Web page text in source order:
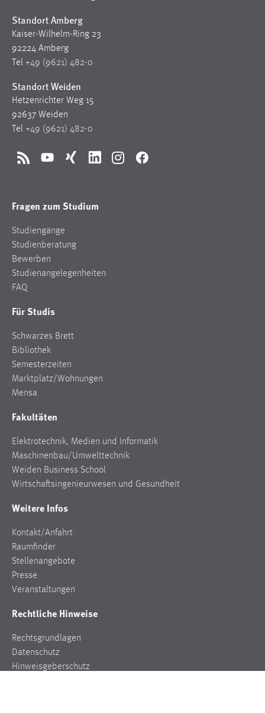
Standort Amberg
Kaiser-Wilhelm-Ring 23
92224 Amberg
Tel +49 (9621) 482-0
Standort Weiden
Hetzenrichter Weg 15
92637 Weiden
Tel +49 (9621) 482-0
RSS YouTubeXing LinkedInInstagramFacebook
Fragen zum Studium
Studiengänge
Studienberatung
Bewerben
Studienangelegenheiten
FAQ
Für Studis
Schwarzes Brett
Bibliothek
Semesterzeiten
Marktplatz/Wohnungen
Mensa
Fakultäten
Elektrotechnik, Medien und Informatik
Maschinenbau/Umwelttechnik
Weiden Business School
Wirtschaftsingenieurwesen und Gesundheit
Weitere Infos
Kontakt/Anfahrt
Raumfinder
Stellenangebote
Presse
Veranstaltungen
Rechtliche Hinweise
Rechtsgrundlagen
Datenschutz
Hinweisgeberschutz